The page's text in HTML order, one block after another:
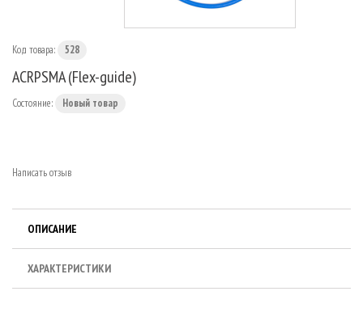
Код товара: 528
ACRPSMA (Flex-guide)
Состояние: Новый товар
Написать отзыв
ОПИСАНИЕ
ХАРАКТЕРИСТИКИ